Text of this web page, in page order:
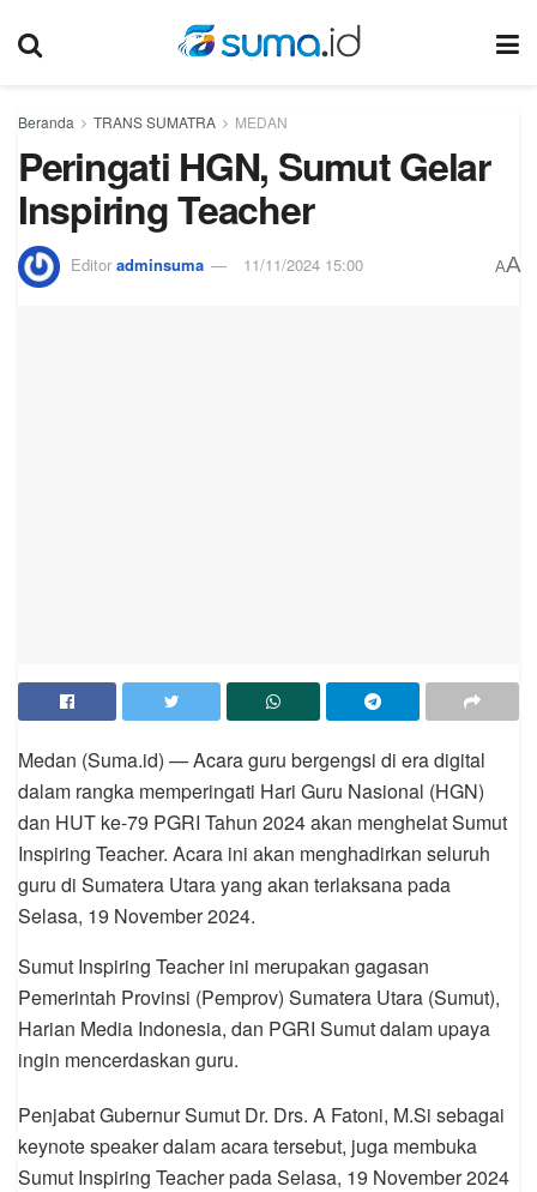
Beranda TRANS SUMATRA MEDAN
Peringati HGN, Sumut Gelar
Inspiring Teacher
Editor adminsuma 11/11/2024 15:00 AA
Medan (Suma.id) — Acara guru bergengsi di era digital
dalam rangka memperingati Hari Guru Nasional (HGN)
dan HUT ke-79 PGRI Tahun 2024 akan menghelat Sumut
Inspiring Teacher. Acara ini akan menghadirkan seluruh
guru di Sumatera Utara yang akan terlaksana pada
Selasa, 19 November 2024.
Sumut Inspiring Teacher ini merupakan gagasan
Pemerintah Provinsi (Pemprov) Sumatera Utara (Sumut),
Harian Media Indonesia, dan PGRI Sumut dalam upaya
ingin mencerdaskan guru.
Penjabat Gubernur Sumut Dr. Drs. A Fatoni, M.Si sebagai
keynote speaker dalam acara tersebut, juga membuka
Sumut Inspiring Teacher pada Selasa, 19 November 2024